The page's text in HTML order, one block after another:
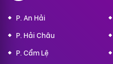
P. An Hải
P. Hải Châu
P. Cẩm Lệ